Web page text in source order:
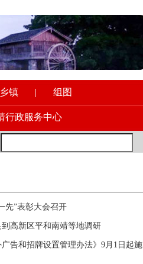
乡镇 | 组图
行政服务中心
先”表彰大会召开
高新区平和南靖等地调研
广告和招牌设置管理办法》9月1日起施